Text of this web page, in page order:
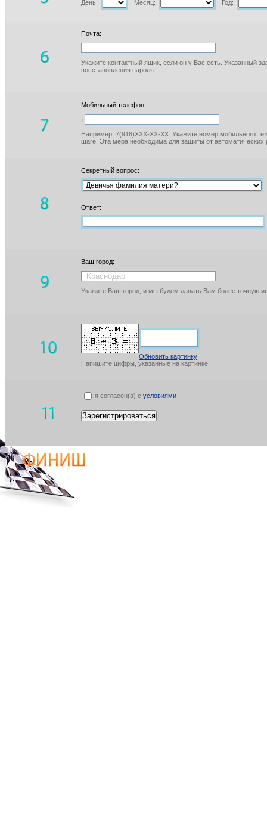
День: Месяц: Год:
Почта:
Укажите контактный ящик, если он у Вас есть. Указанный
восстановления пароля.
Мобильный телефон:
+
Например: 7(918)XXX-XX-XX. Укажите номер мобильного
шаге. Эта мера необходима для защиты от автоматических
Секретный вопрос:
Ответ:
Ваш город:
Укажите Ваш город, и мы будем давать Вам более точную
Обновить картинку
Напишите цифры, указанные на картинке
я согласен(а) с условиями
Зарегистрироваться